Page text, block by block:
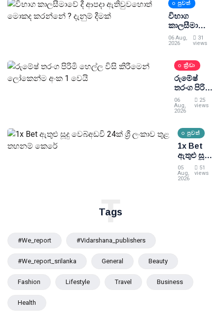
පුවත්
විභාග
කාලසීමාවේ
දී ආපදා
ඇතිවුවහොත්
කරන්නේ ?
දැනුම් දීමක්
06 Aug,
2026
31
views
ක්‍රීඩා
රුමේෂ්
තරංග පිරිමි
හෙල්ල විසි
කිරීමෙන්
06
Aug,
2026
25
views
පුවත්
1x Bet
ඇතුළු සූදු
වෙබ්අඩවි
24ක් ශ්‍රී
05
Aug,
2026
51
views
Tags
T
#we_report #vidarshana_publishers
#we_report_srilanka General Beauty
Fashion Lifestyle Travel Business
Health